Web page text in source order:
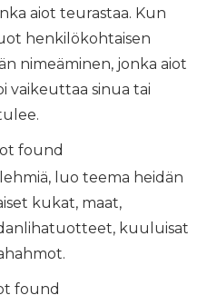
aiot teurastaa. Kun
henkilökohtaisen
nimeäminen, jonka aiot
vaikeuttaa sinua tai
found
luo teema heidän
kukat, maat,
kuuluisat
found